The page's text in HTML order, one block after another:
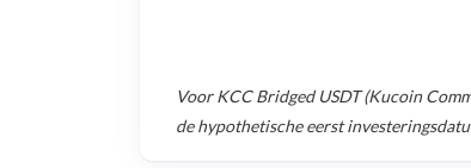
VoorKCC Bridged USDT (Kucoin
de hypothetische eerst